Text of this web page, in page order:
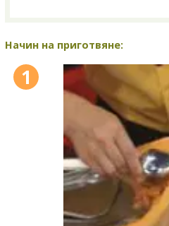
Начин на приготвяне:
1